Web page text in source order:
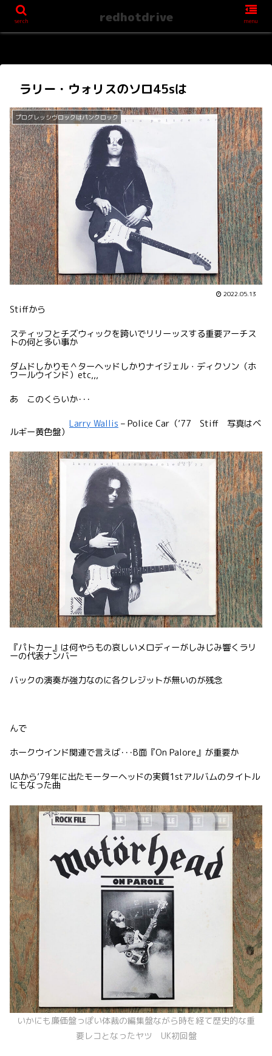
ラリー・ウォリスのソロ45sは
プログレッシヴロックはパンクロック
2022.05.13
Stiffから
スティッフとチズウィックを跨いでリリーッスする重要アーチス
トの何と多い事か
ダムドしかりモ＾ターヘッドしかりナイジェル・ディクソン（ホ
ワールウインド）etc,,,
あ このくらいか･･･
Larry Wallis – Police Car（’77 Stiff 写真はベ
ルギー黄色盤）
『パトカー』は何やらもの哀しいメロディーがしみじみ響くラリ
ーの代表ナンバー
バックの演奏が強力なのに各クレジットが無いのが残念
んで
ホークウインド関連で言えば･･･B面『On Palore』が重要か
UAから’79年に出たモーターヘッドの実質1stアルバムのタイトル
にもなった曲
いかにも廉価盤っぽい体裁の編集盤ながら時を経て歴史的な重
要レコとなったヤツ UK初回盤
serch redhotdrive menu